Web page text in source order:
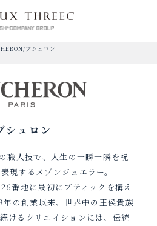
ブシュロン
ュロン
職人技で、人生の一瞬一瞬を祝
現するメゾンジュエラー。
番地に最初にブティックを構え
の創業以来、世界中の王侯貴族
けるクリエイションには、伝統